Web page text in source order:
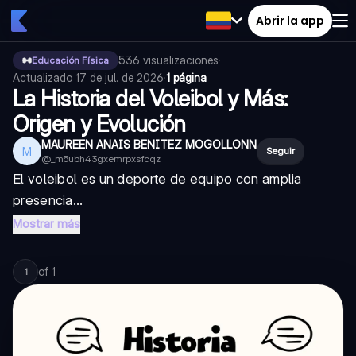
Abrir la app
Educación Física 536 visualizaciones·
Actualizado 17 de jul. de 2026·1 página
La Historia del Voleibol y Más:
Origen y Evolución
M MAUREEN ANAIS BENITEZ MOGOLLONN
@ _m5ubh43gxemrpxsfcqz
Seguir
El voleibol es un deporte de equipo con amplia
presencia...
Mostrar más
1 of 1